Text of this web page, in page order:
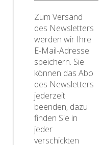
Zum Versand
des Newsletters
werden wir Ihre
E-Mail-Adresse
speichern. Sie
können das Abo
des Newsletters
jederzeit
beenden, dazu
finden Sie in
jeder
verschickten